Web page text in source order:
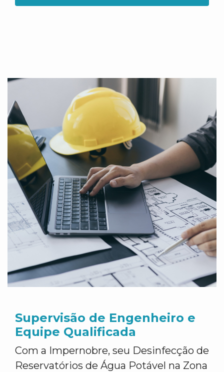
Supervisão de Engenheiro e
Equipe Qualificada
Com a Impernobre, seu Desinfecção de
Reservatórios de Água Potável na Zona